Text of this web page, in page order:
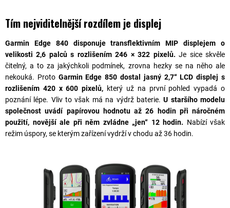
Tím nejviditelnější rozdílem je displej
Garmin Edge 840 disponuje transflektivním MIP displejem
o
velikosti 2,6 palců s rozlišením 246 × 322 pixelů. Je sice skvěle
čitelný, a to za jakýchkoli podmínek, zrovna hezky se na něho ale
nekouká. Proto Garmin Edge 850 dostal jasný 2,7“ LCD displej s
rozlišením 420 x 600 pixelů, který už na první pohled vypadá o
poznání lépe. Vliv to však má na výdrž baterie.U staršího modelu
společnost uvádí papírovou hodnotu až 26 hodin při náročném
použití, novější ale při něm zvládne „jen“ 12 hodin. Nabízí však
režim úspory, se kterým zařízení vydrží v chodu až 36 hodin.